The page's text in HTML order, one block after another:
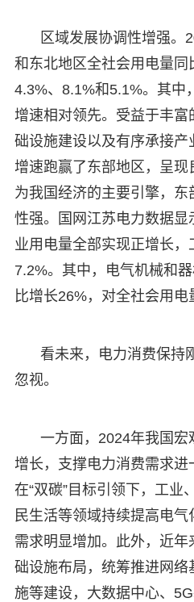
区域发展协调性增强。
和东北地区全社会用电量同
4.3%、8.1%和5.1%。其中
增速相对领先。受益于丰
础设施建设以及有序承接
增速跑赢了东部地区，呈
为我国经济的主要引擎，
性强。国网江苏电力数据
业用电量全部实现正增长，
7.2%。其中，电气机械和
比增长26%，对全社会用电
看未来，电力消费保持
忽视。
一方面，2024年我国宏
增长，支撑电力消费需求进
在“双碳”目标引领下，工业
民生活等领域持续提高电
需求明显增加。此外，近
础设施布局，统筹推进网络
施等建设，大数据中心、